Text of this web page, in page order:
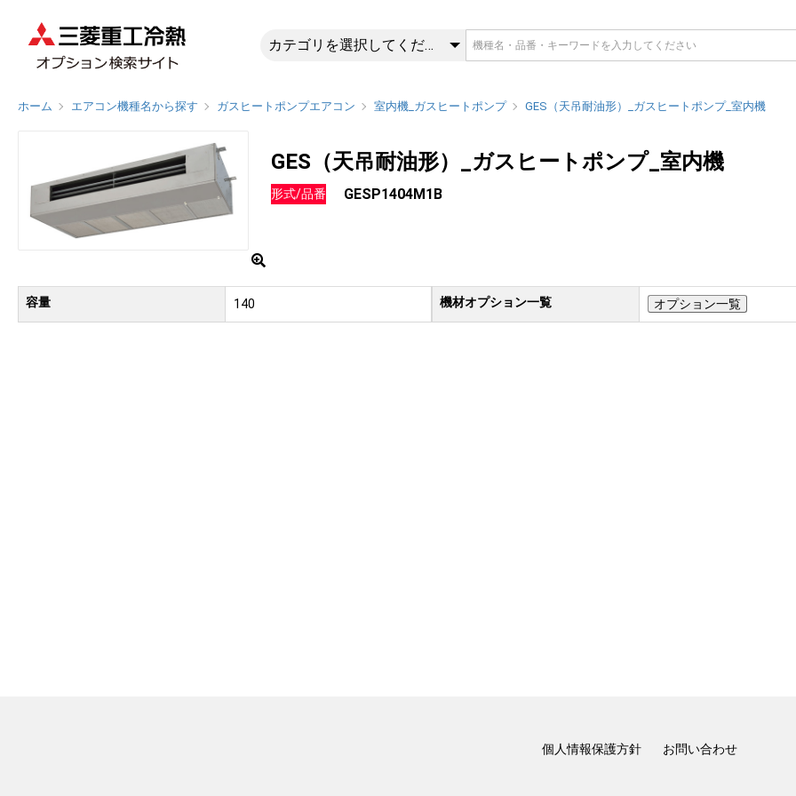
GESP1404M1B | GES（天吊耐油形）_
カテゴリを選択してください
ホーム エアコン機種名から探す ガスヒートポンプエアコン 室内機_ガスヒートポンプ GES（天吊耐油形）_ガスヒートポンプ_室内機
GES（天吊耐油形）_ガスヒートポンプ_室内機
形式/品番 GESP1404M1B
容量 140 機材オプション一覧 オプション一覧
個人情報保護方針 お問い合わせ